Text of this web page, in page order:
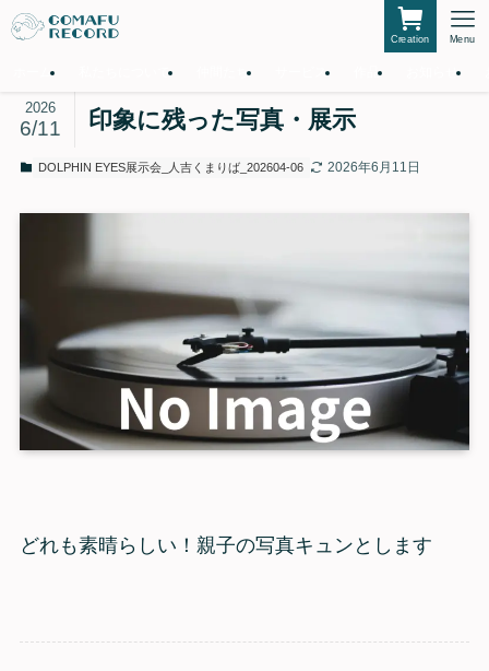
Creation Menu
ホーム 私たちについて 仲間たち サービス 作品 お知らせ
印象に残った写真・展示
2026
6/11
DOLPHIN EYES展示会_人吉くまりば_202604-06 2026年6月11日
どれも素晴らしい！親子の写真キュンとします